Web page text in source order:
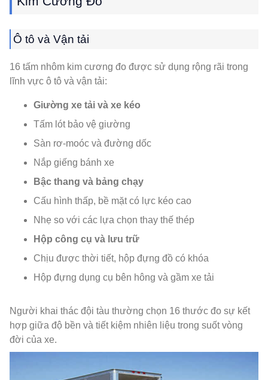
Ô tô và Vận tải
16 tấm nhôm kim cương đo được sử dụng rộng rãi trong
lĩnh vực ô tô và vận tải:
Giường xe tải và xe kéo
Tấm lót bảo vệ giường
Sàn rơ-moóc và đường dốc
Nắp giếng bánh xe
Bậc thang và bảng chạy
Cấu hình thấp, bề mặt có lực kéo cao
Nhẹ so với các lựa chọn thay thế thép
Hộp công cụ và lưu trữ
Chịu được thời tiết, hộp đựng đồ có khóa
Hộp đựng dụng cụ bên hông và gầm xe tải
Người khai thác đội tàu thường chọn 16 thước đo sự kết
hợp giữa độ bền và tiết kiệm nhiên liệu trong suốt vòng
đời của xe.